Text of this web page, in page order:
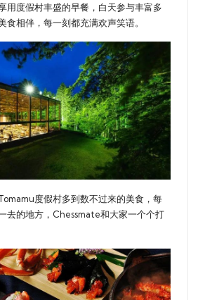
用度假村丰盛的早餐，白天参与丰富多
食相伴，每一刻都充满欢声笑语。
度假村多到数不过来的美食，每
去的地方，Chessmate和大家一个个打